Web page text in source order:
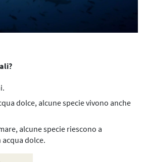
dolce, alcune specie vivono anche
alcune specie riescono a
dolce.